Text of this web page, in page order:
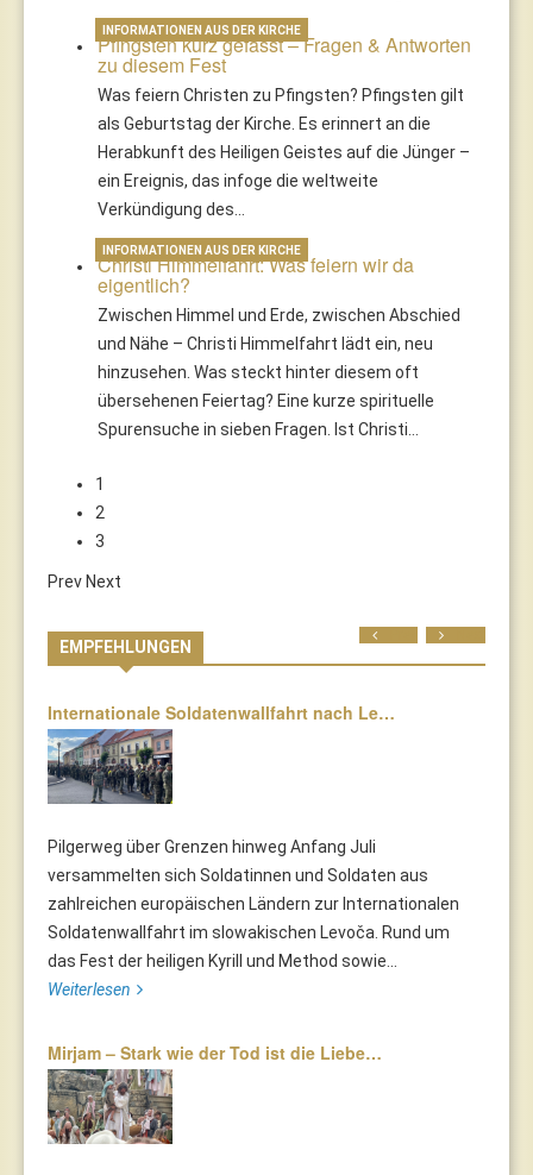
Pfingsten kurz gefasst – Fragen & Antworten
zu diesem Fest
Was feiern Christen zu Pfingsten? Pfingsten gilt
als Geburtstag der Kirche. Es erinnert an die
Herabkunft des Heiligen Geistes auf die Jünger –
ein Ereignis, das infoge die weltweite
Verkündigung des…
INFORMATIONEN AUS DER KIRCHE
Christi Himmelfahrt: Was feiern wir da
eigentlich?
Zwischen Himmel und Erde, zwischen Abschied
und Nähe – Christi Himmelfahrt lädt ein, neu
hinzusehen. Was steckt hinter diesem oft
übersehenen Feiertag? Eine kurze spirituelle
Spurensuche in sieben Fragen. Ist Christi…
INFORMATIONEN AUS DER KIRCHE
1
2
3
PrevNext
EMPFEHLUNGEN
Internationale Soldatenwallfahrt nach Le…
Pilgerweg über Grenzen hinweg Anfang Juli
versammelten sich Soldatinnen und Soldaten aus
zahlreichen europäischen Ländern zur Internationalen
Soldatenwallfahrt im slowakischen Levoča. Rund um
das Fest der heiligen Kyrill und Method sowie...
Weiterlesen
Mirjam – Stark wie der Tod ist die Liebe…